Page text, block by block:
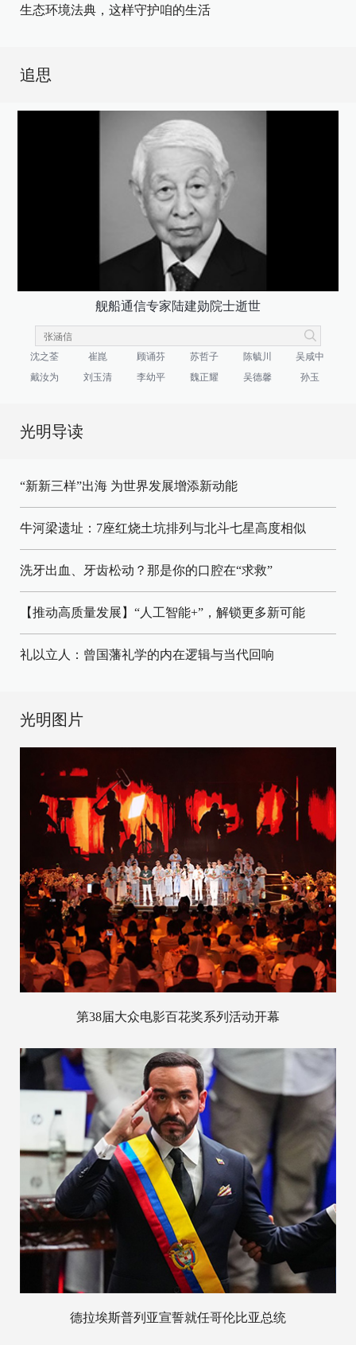
生态环境法典，这样守护咱的生活
追思
舰船通信专家陆建勋院士逝世
沈之荃 崔崑 顾诵芬 苏哲子 陈毓川
吴咸中
戴汝为
刘玉清 李幼平 魏正耀 吴德馨 孙玉
光明导读
“新新三样”出海 为世界发展增添新动能
牛河梁遗址：7座红烧土坑排列与北斗七星高度相似
洗牙出血、牙齿松动？那是你的口腔在“求救”
【推动高质量发展】“人工智能+”，解锁更多新可能
礼以立人：曾国藩礼学的内在逻辑与当代回响
光明图片
第38届大众电影百花奖系列活动开幕
德拉埃斯普列亚宣誓就任哥伦比亚总统